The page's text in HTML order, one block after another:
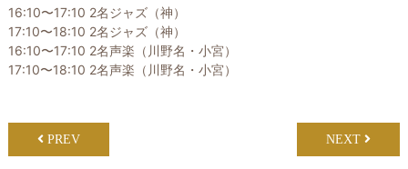
16:10〜17:10 2名ジャズ（神）
17:10〜18:10 2名ジャズ（神）
16:10〜17:10 2名声楽（川野名・小宮）
17:10〜18:10 2名声楽（川野名・小宮）
PREV NEXT